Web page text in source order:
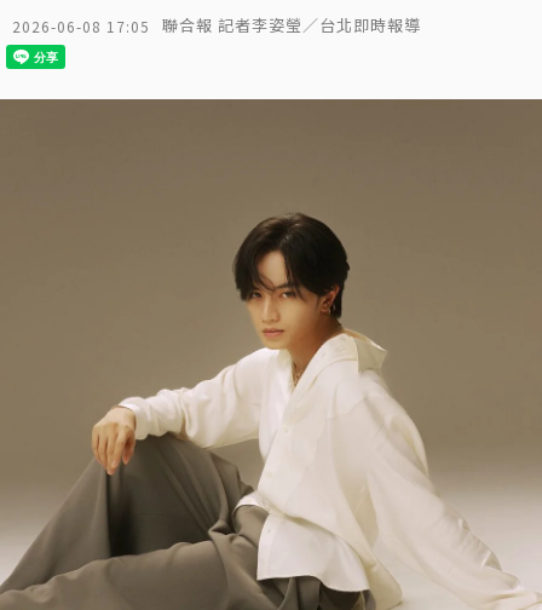
2026-06-08 17:05 聯合報 記者李姿瑩／台北即時報導